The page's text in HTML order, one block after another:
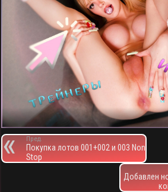
Пред.
Покупка лотов 001+002 и 003 Non
Stop
Добавлен